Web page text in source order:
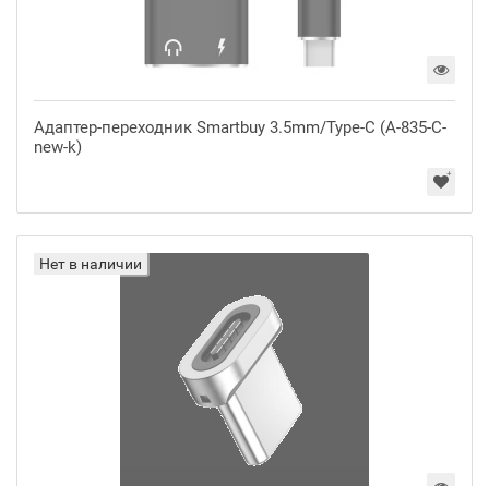
Адаптер-переходник Smartbuy 3.5mm/Type-C (A-835-C-
new-k)
Нет в наличии